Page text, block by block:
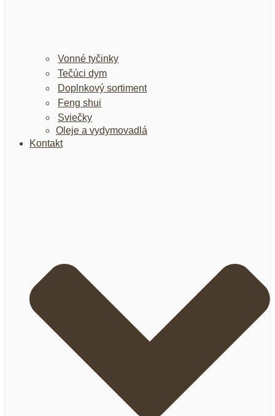
Vonné tyčinky
Tečúci dym
Doplnkový sortiment
Feng shui
Sviečky
Oleje a vydymovadlá
Kontakt